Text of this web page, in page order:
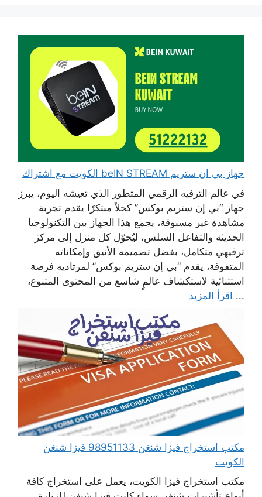
جهاز بي ان ستريم beIN STREAM الكويت مع اشتراك
في عالم الترفيه الرقمي المتطور الذي تعيشه اليوم، يبرز
جهاز “بي إن ستريم بوكس” كحلاً مبتكرًا يقدم تجربة
مشاهدة غير مسبوقة، يجمع هذا الجهاز بين التكنولوجيا
الحديثة والتفاعل السلس، ليُحوّل كل منزل إلى مركز
ترفيهي متكامل، بفضل تصميمه الأنيق وإمكاناته
المتفوقة، يقدم “بي إن ستريم بوكس” لمرتاديه فرصة
استثنائية لاستكشاف عالمٍ شاسع من المحتوى المتنوع،
... اقرأ المزيد
مكتب استخراج فيزا شنغن 98951133 فيزا شنغن
الكويت
مكتب استخراج فيزا الكويت، يعمل على استخراج كافة